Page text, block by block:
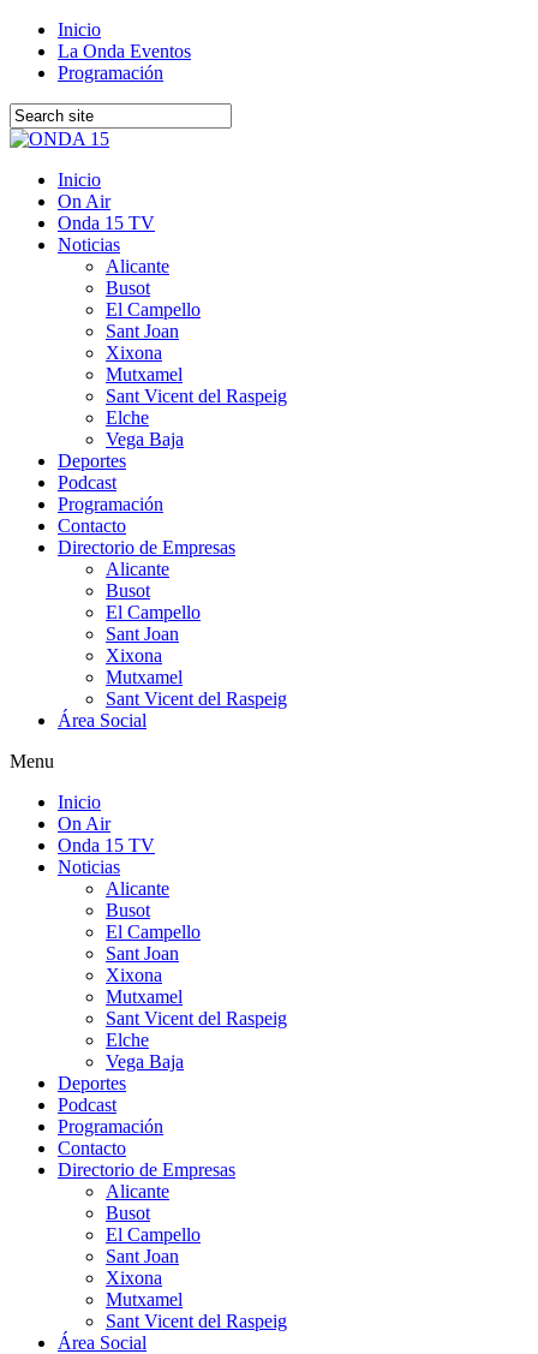
Inicio
La Onda Eventos
Programación
Inicio
On Air
Onda 15 TV
Noticias
Alicante
Busot
El Campello
Sant Joan
Xixona
Mutxamel
Sant Vicent del Raspeig
Elche
Vega Baja
Deportes
Podcast
Programación
Contacto
Directorio de Empresas
Alicante
Busot
El Campello
Sant Joan
Xixona
Mutxamel
Sant Vicent del Raspeig
Área Social
Menu
Inicio
On Air
Onda 15 TV
Noticias
Alicante
Busot
El Campello
Sant Joan
Xixona
Mutxamel
Sant Vicent del Raspeig
Elche
Vega Baja
Deportes
Podcast
Programación
Contacto
Directorio de Empresas
Alicante
Busot
El Campello
Sant Joan
Xixona
Mutxamel
Sant Vicent del Raspeig
Área Social